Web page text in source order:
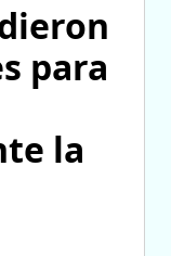
para
la